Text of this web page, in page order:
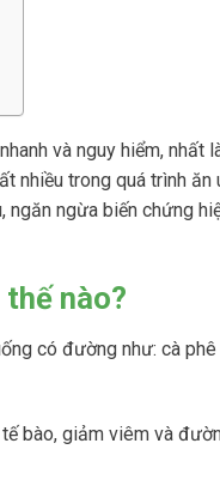
và nguy hiểm, nhất
trong quá trình ăn
ngừa biến chứng
nào?
có đường như: cà
bào, giảm viêm và